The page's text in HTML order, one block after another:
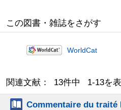
この図書・雑誌をさがす
WorldCat
関連文献： 13件中 1-13を
Commentaire du